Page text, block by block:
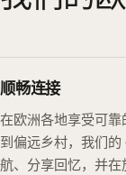
顺畅连接
在欧洲各地享受可
到偏远乡村，我们
航、分享回忆，并在